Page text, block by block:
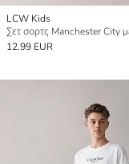
LCW Kids
12.99 EUR